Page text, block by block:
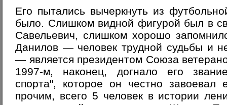
Его пытались вычеркнуть из
было. Слишком видной фигурой был в
Савельевич, слишком хорошо
Данилов — человек трудной судьбы и
— является президентом Союза
1997-м, наконец, догнало его
спорта", которое он честно
прочим, всего 5 человек в истории